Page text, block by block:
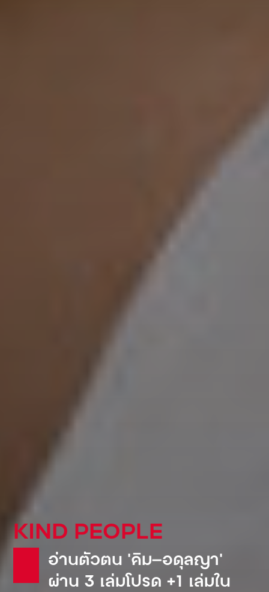
KIND PEOPLE
อ่านตัวตน ‘คิม—อดุลญา’
ผ่าน 3 เล่มโปรด +1 เล่มใน